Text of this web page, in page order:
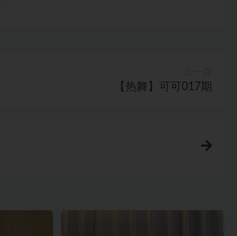
【热舞】可可017期